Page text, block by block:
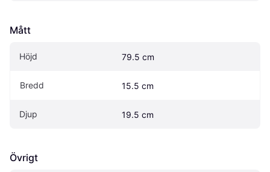
Mått
Höjd 79.5 cm
Bredd 15.5 cm
Djup 19.5 cm
Övrigt